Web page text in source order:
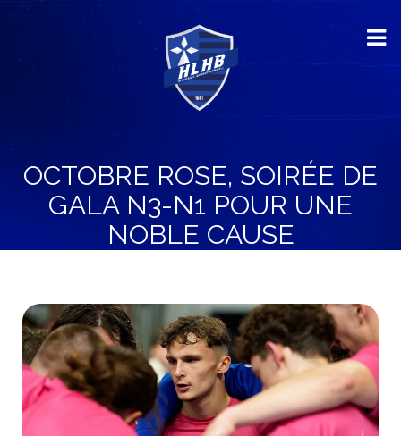
OCTOBRE ROSE, SOIRÉE DE
GALA N3-N1 POUR UNE
NOBLE CAUSE